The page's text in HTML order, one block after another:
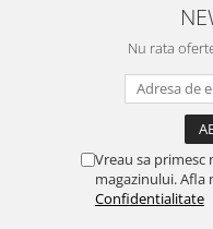
Nu rata
Vreau sa
magazinului. Afla
Confidentialitate